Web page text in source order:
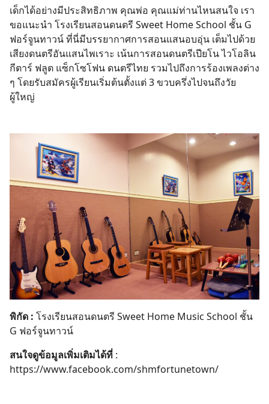
เด็กได้อย่างมีประสิทธิภาพ คุณพ่อ คุณแม่ท่านไหนสนใจ เรา
ขอแนะนำ โรงเรียนสอนดนตรี Sweet Home School ชั้น G
ฟอร์จูนทาวน์ ที่นี่มีบรรยากาศการสอนแสนอบอุ่น เต็มไปด้วย
เสียงดนตรีอันแสนไพเราะ เน้นการสอนดนตรีเปียโน ไวโอลิน
กีตาร์ ฟลูต แซ็กโซโฟน ดนตรีไทย รวมไปถึงการร้องเพลงต่าง
ๆ โดยรับสมัครผู้เรียนเริ่มต้นตั้งแต่ 3 ขวบครึ่งไปจนถึงวัย
ผู้ใหญ่
พิกัด : โรงเรียนสอนดนตรี Sweet Home Music School ชั้น
G ฟอร์จูนทาวน์
สนใจดูข้อมูลเพิ่มเติมได้ที่ :
https://www.facebook.com/shmfortunetown/